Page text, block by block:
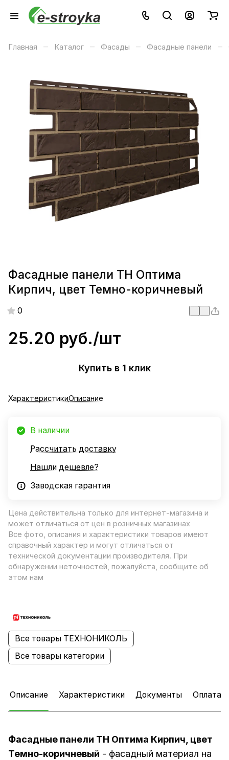
Главная – Каталог – Фасады – Фасадные панели –
Фасадные панели ТН Оптима
Кирпич, цвет Темно-коричневый
0
25.20 руб./шт
Купить в 1 клик
ХарактеристикиОписание
В наличии
Рассчитать доставку
Нашли дешевле?
Заводская гарантия
Цена действительна только для интернет-магазина и
может отличаться от цен в розничных магазинах
Все фото, описания и характеристики товаров имеют
справочный характер и могут отличаться от
технической документации производителя. При
обнаружении неточностей, пожалуйста, сообщите об
этом нам
Все товары ТЕХНОНИКОЛЬ
Все товары категории
Описание Характеристики Документы Оплата
Фасадные панели ТН Оптима Кирпич, цвет
Темно-коричневый - фасадный материал на